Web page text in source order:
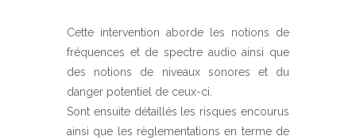
Cette intervention aborde les notions de
fréquences et de spectre audio ainsi que
des notions de niveaux sonores et du
danger potentiel de ceux-ci.
Sont ensuite détaillés les risques encourus
ainsi que les règlementations en terme de